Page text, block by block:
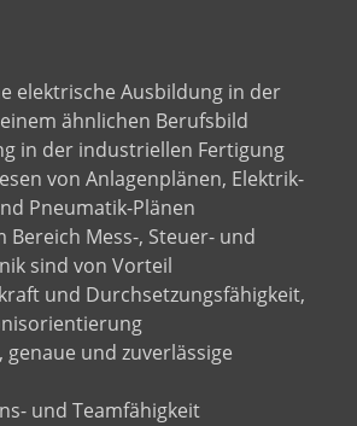
elektrische Ausbildung in der
ähnlichen Berufsbild
in der industriellen Fertigung
von Anlagenplänen, Elektrik-
Pneumatik-Plänen
Bereich Mess-, Steuer- und
sind von Vorteil
und Durchsetzungsfähigkeit,
genaue und zuverlässige
und Teamfähigkeit